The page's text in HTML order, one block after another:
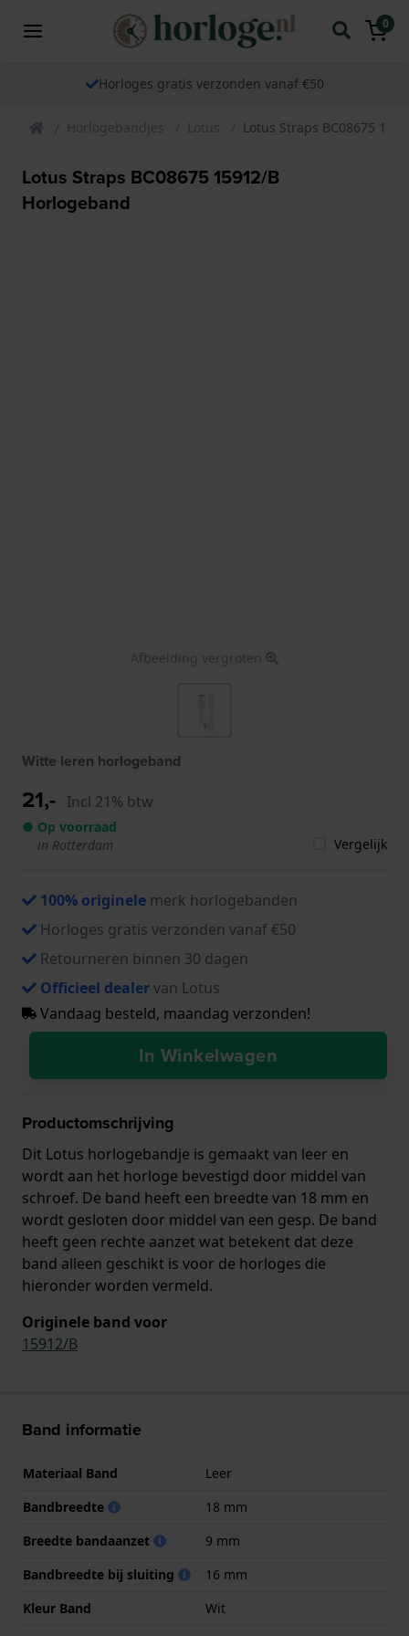
0
Horloges gratis verzonden vanaf €50
Horlogebandjes Lotus Lotus Straps BC08675
Lotus Straps BC08675 15912/B
Horlogeband
Afbeelding vergroten
Witte leren horlogeband
21,- Incl 21% btw
● Op voorraad
in Rotterdam
Vergelijk
100% originele merk horlogebanden
Horloges gratis verzonden vanaf €50
Retourneren binnen 30 dagen
Officieel dealervan Lotus
Vandaag besteld, maandag verzonden!
In Winkelwagen
Productomschrijving
Dit Lotus horlogebandje is gemaakt van leer en
wordt aan het horloge bevestigd door middel van
schroef. De band heeft een breedte van 18 mm en
wordt gesloten door middel van een gesp. De band
heeft geen rechte aanzet wat betekent dat deze
band alleen geschikt is voor de horloges die
hieronder worden vermeld.
Originele band voor
15912/B
Band informatie
Materiaal Band
Leer
Bandbreedte
18 mm
Breedte bandaanzet
9 mm
Bandbreedte bij sluiting
16 mm
Kleur Band
Wit